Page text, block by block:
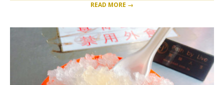
READ MORE →